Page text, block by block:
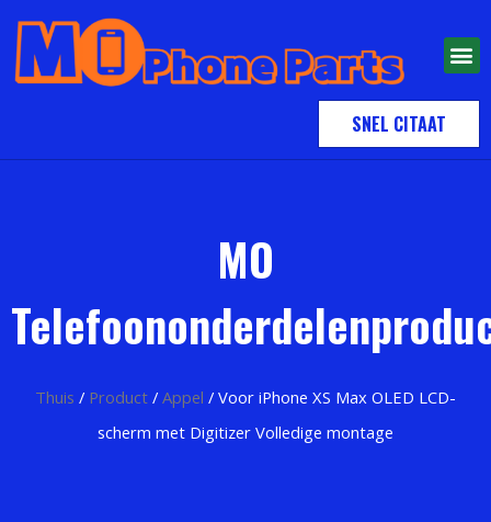
SNEL CITAAT
MO
Thuis / Product / Appel / Voor iPhone XS Max OLED LCD-
scherm met Digitizer Volledige montage